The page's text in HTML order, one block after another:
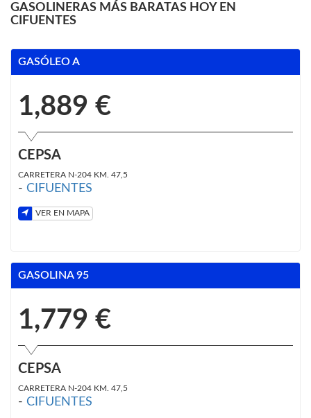
GASOLINERAS MÁS BARATAS HOY EN
CIFUENTES
GASÓLEO A
1,889 €
CEPSA
CARRETERA N-204 KM. 47,5
- CIFUENTES
VER EN MAPA
GASOLINA 95
1,779 €
CEPSA
CARRETERA N-204 KM. 47,5
- CIFUENTES